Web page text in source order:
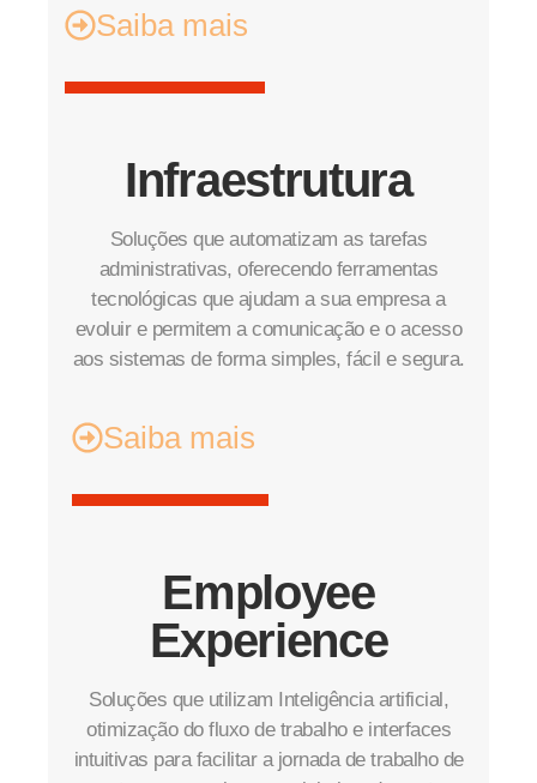
Saiba mais
Infraestrutura
Soluções que automatizam as tarefas
administrativas, oferecendo ferramentas
tecnológicas que ajudam a sua empresa a
evoluir e permitem a comunicação e o acesso
aos sistemas de forma simples, fácil e segura.
Saiba mais
Employee
Experience
Soluções que utilizam Inteligência artificial,
otimização do fluxo de trabalho e interfaces
intuitivas para facilitar a jornada de trabalho de